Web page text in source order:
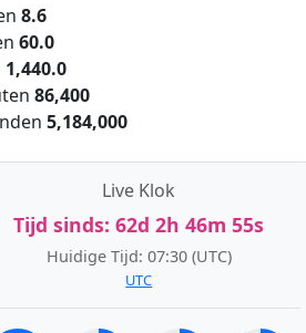
8.6
60.0
1,440.0
86,400
5,184,000
Live Klok
Tijd sinds: 62d 2h 46m 56s
Huidige Tijd: 07:30 (UTC)
UTC